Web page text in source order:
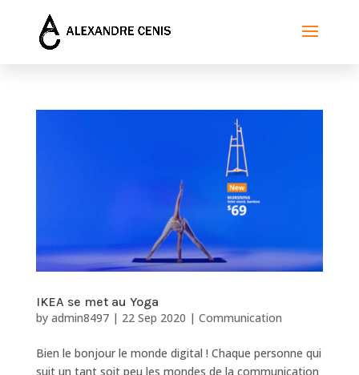
IKEA se met au Yoga
by admin8497| 22 Sep 2020 | Communication
Bien le bonjour le monde digital ! Chaque personne qui
suit un tant soit peu les mondes de la communication